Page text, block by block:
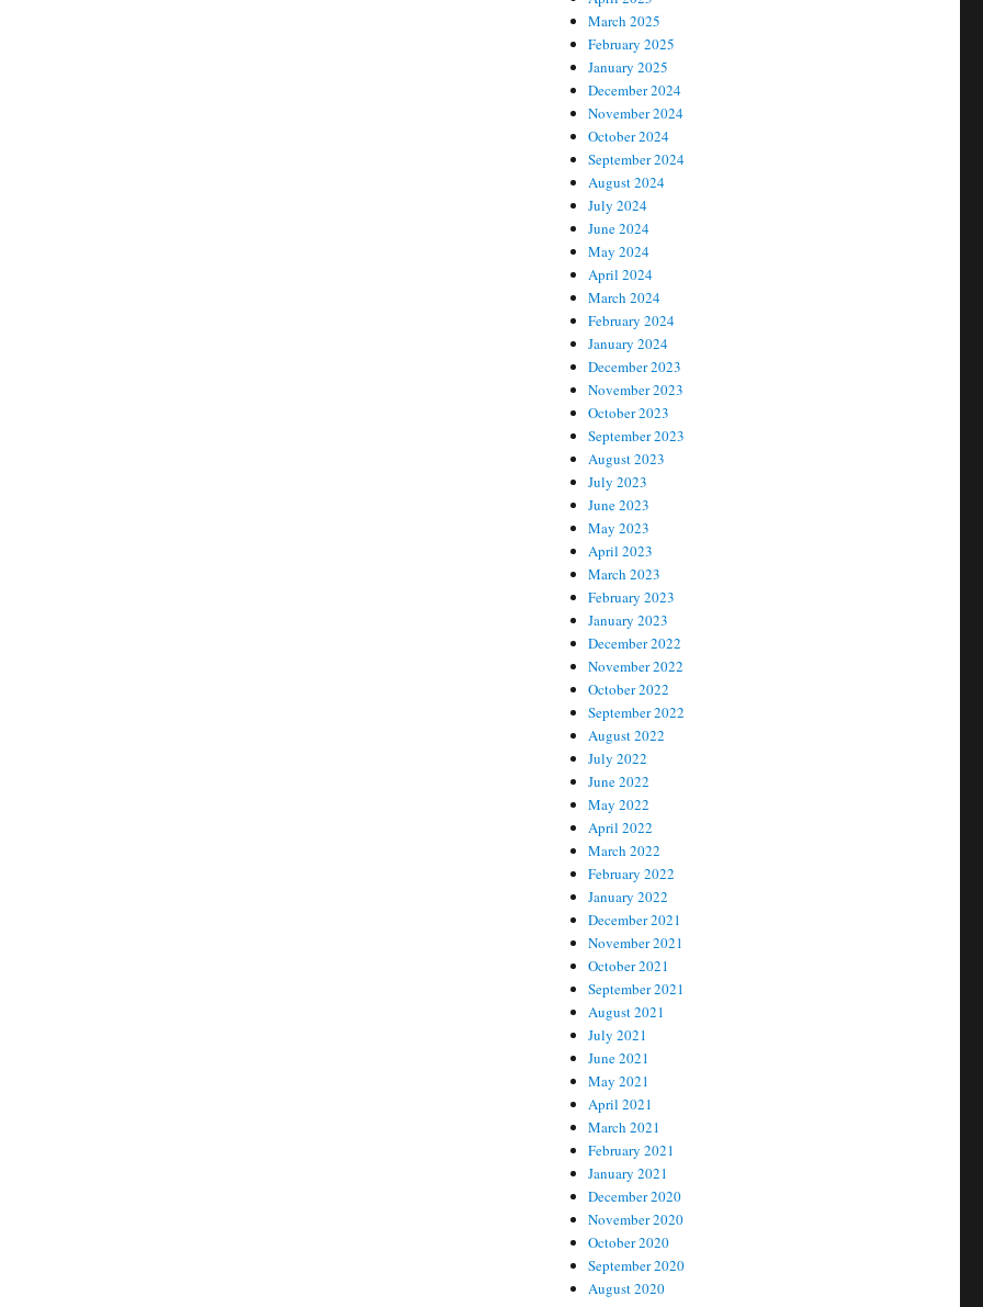
March 2025
February 2025
January 2025
December 2024
November 2024
October 2024
September 2024
August 2024
July 2024
June 2024
May 2024
April 2024
March 2024
February 2024
January 2024
December 2023
November 2023
October 2023
September 2023
August 2023
July 2023
June 2023
May 2023
April 2023
March 2023
February 2023
January 2023
December 2022
November 2022
October 2022
September 2022
August 2022
July 2022
June 2022
May 2022
April 2022
March 2022
February 2022
January 2022
December 2021
November 2021
October 2021
September 2021
August 2021
July 2021
June 2021
May 2021
April 2021
March 2021
February 2021
January 2021
December 2020
November 2020
October 2020
September 2020
August 2020